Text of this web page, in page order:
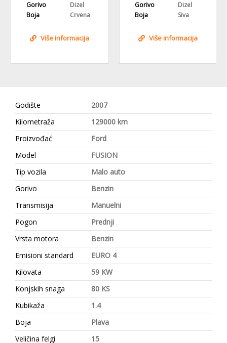
Gorivo
Dizel
Boja
Crvena
Više informacija
Gorivo
Dizel
Boja
Siva
Više informacija
Godište
2007
Kilometraža
129000 km
Proizvođać
Ford
Model
FUSION
Tip vozila
Malo auto
Gorivo
Benzin
Transmisija
Manuelni
Pogon
Prednji
Vrsta motora
Benzin
Emisioni standard
EURO 4
Kilovata
59 KW
Konjskih snaga
80 KS
Kubikaža
1.4
Boja
Plava
Veličina felgi
15